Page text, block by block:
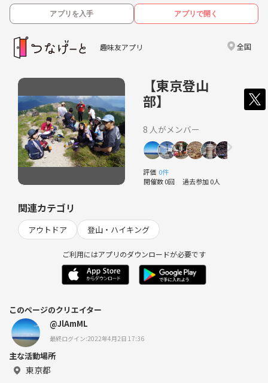
アプリを入手 アプリで開く
趣味友アプリ 全国
【東京登山
部】
8 人がメンバー
評価 0件
開催数 0回 過去参加 0人
関連カテゴリ
アウトドア 登山・ハイキング
ご利用にはアプリのダウンロードが必要です
このページのクリエイター
@JlAmML
最終ログイン:2022年4月2日 17:36
主な活動場所
東京都